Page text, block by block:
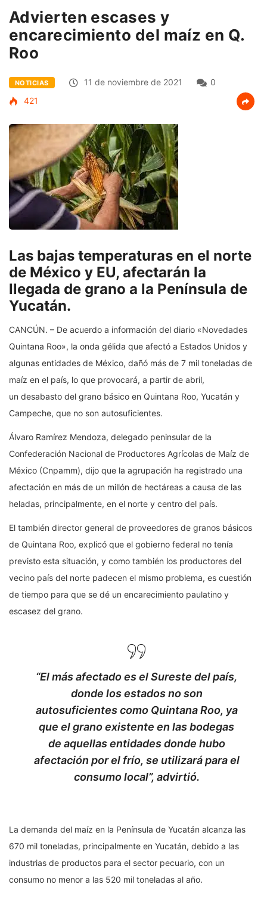
Advierten escases y
encarecimiento del maíz en Q.
Roo
NOTICIAS 11 de noviembre de 2021
0
421
Las bajas temperaturas en el norte
de México y EU, afectarán la
llegada de grano a la Península de
Yucatán.
CANCÚN. – De acuerdo a información del diario «Novedades
Quintana Roo», la onda gélida que afectó a Estados Unidos y
algunas entidades de México, dañó más de 7 mil toneladas de
maíz en el país, lo que provocará, a partir de abril,
un desabasto del grano básico en Quintana Roo, Yucatán y
Campeche, que no son autosuficientes.
Álvaro Ramírez Mendoza, delegado peninsular de la
Confederación Nacional de Productores Agrícolas de Maíz de
México (Cnpamm), dijo que la agrupación ha registrado una
afectación en más de un millón de hectáreas a causa de las
heladas, principalmente, en el norte y centro del país.
El también director general de proveedores de granos básicos
de Quintana Roo, explicó que el gobierno federal no tenía
previsto esta situación, y como también los productores del
vecino país del norte padecen el mismo problema, es cuestión
de tiempo para que se dé un encarecimiento paulatino y
escasez del grano.
“El más afectado es el Sureste del país,
donde los estados no son
autosuficientes como Quintana Roo, ya
que el grano existente en las bodegas
de aquellas entidades donde hubo
afectación por el frío, se utilizará para el
consumo local”, advirtió.
La demanda del maíz en la Península de Yucatán alcanza las
670 mil toneladas, principalmente en Yucatán, debido a las
industrias de productos para el sector pecuario, con un
consumo no menor a las 520 mil toneladas al año.